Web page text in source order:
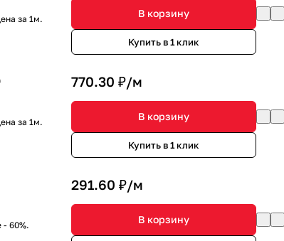
за 1м.
В корзину
Купить в 1 клик
за 1м.
770.30 ₽/м
В корзину
Купить в 1 клик
60%.
291.60 ₽/м
В корзину